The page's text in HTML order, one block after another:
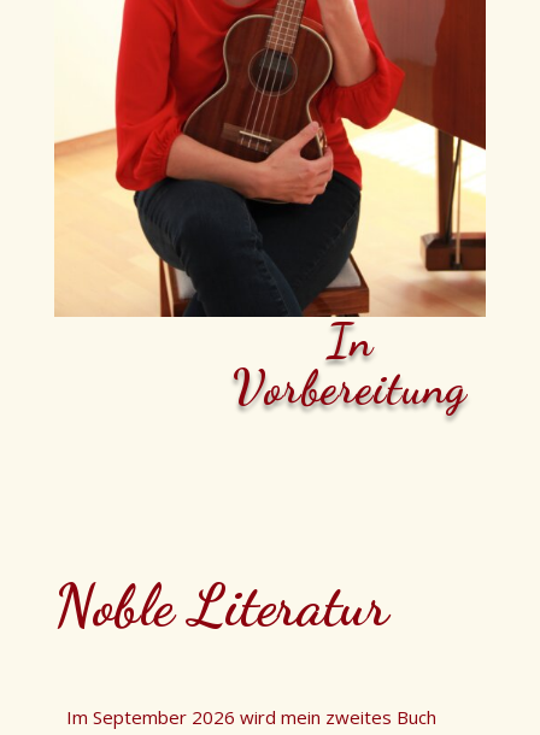
In
Vorbereitung
Noble Literatur
Im September 2026 wird mein zweites Buch